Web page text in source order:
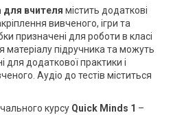
для вчителя містить додаткові
вивченого, ігри та
призначені для роботи в класі
матеріалу підручника та можуть
для додаткової практики і
Аудіо до тестів міститься
курсу Quick Minds 1 –